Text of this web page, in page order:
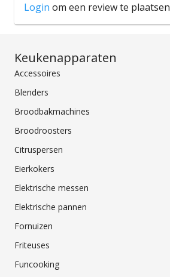
Login om een review te plaatsen
Keukenapparaten
Accessoires
Blenders
Broodbakmachines
Broodroosters
Citruspersen
Eierkokers
Elektrische messen
Elektrische pannen
Fornuizen
Friteuses
Funcooking